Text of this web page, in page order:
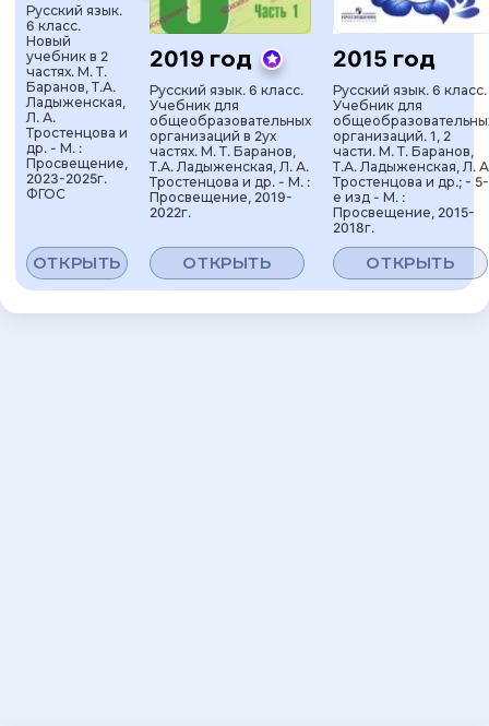
Русский язык.
6 класс.
Новый
учебник в 2
частях. М. Т.
Баранов, Т.А.
Ладыженская,
Л. А.
Тростенцова и
др. - М. :
Просвещение,
2023-2025г.
ФГОС
ОТКРЫТЬ
2019 год
Русский язык. 6 класс.
Учебник для
общеобразовательных
организаций в 2ух
частях. М. Т. Баранов,
Т.А. Ладыженская, Л. А.
Тростенцова и др. - М. :
Просвещение, 2019-
2022г.
ОТКРЫТЬ
2015 год
Русский язык. 6 класс.
Учебник для
организаций. 1, 2
части. М. Т. Баранов,
Т.А. Ладыженская, Л.
Тростенцова и др.; - 5-
е изд - М. :
Просвещение, 2015-
2018г.
ОТКРЫТЬ